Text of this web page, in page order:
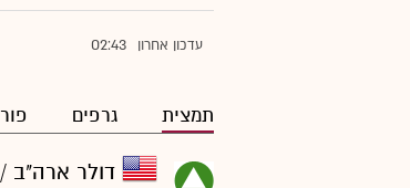
עדכון אחרון 02:43
תמצית גרפים
דולר ארה"ב /